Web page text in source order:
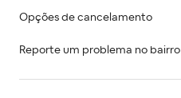
Opções de cancelamento
Reporte um problema no bairro